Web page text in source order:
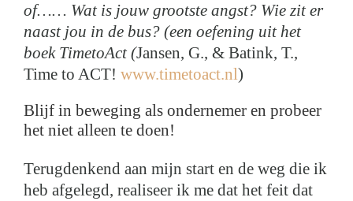
of…… Wat is jouw grootste angst? Wie zit er
naast jou in de bus? (een oefening uit het
boek TimetoAct (Jansen, G., & Batink, T.,
Time to ACT! www.timetoact.nl)
Blijf in beweging als ondernemer en probeer
het niet alleen te doen!
Terugdenkend aan mijn start en de weg die ik
heb afgelegd, realiseer ik me dat het feit dat